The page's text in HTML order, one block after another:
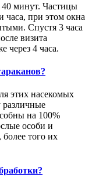
40 минут. Частицы
часа, при этом окна
Спустя 3 часа
визита
через 4 часа.
этих насекомых
на 100%
особи и
того их